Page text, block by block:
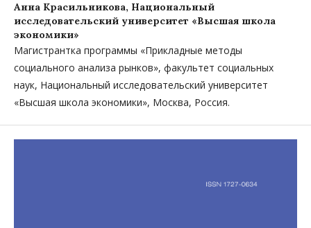
Анна Красильникова, Национальный
исследовательский университет «Высшая школа
экономики»
Магистрантка программы «Прикладные методы
социального анализа рынков», факультет социальных
наук, Национальный исследовательский университет
«Высшая школа экономики», Москва, Россия.